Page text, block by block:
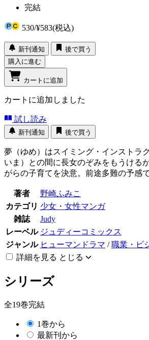
完結
530/¥583(税込)
新刊通知
後で買う
購入に進む
カートに追加
カートに追加しました
試し読み
新刊通知 後で買う
夢（ゆめ）はスイミング・インストラ
いま）との間に長女のぞみをもうける
がらの子育てを決意。前途多難の予感
著者
野崎ふみこ
カテゴリ 少女・女性マンガ
雑誌
Judy
レーベル ジュディーコミックス
ジャンル ヒューマンドラマ /職業・ビ
詳細を見る とじる
シリーズ
全19巻完結
1巻から
最新刊から